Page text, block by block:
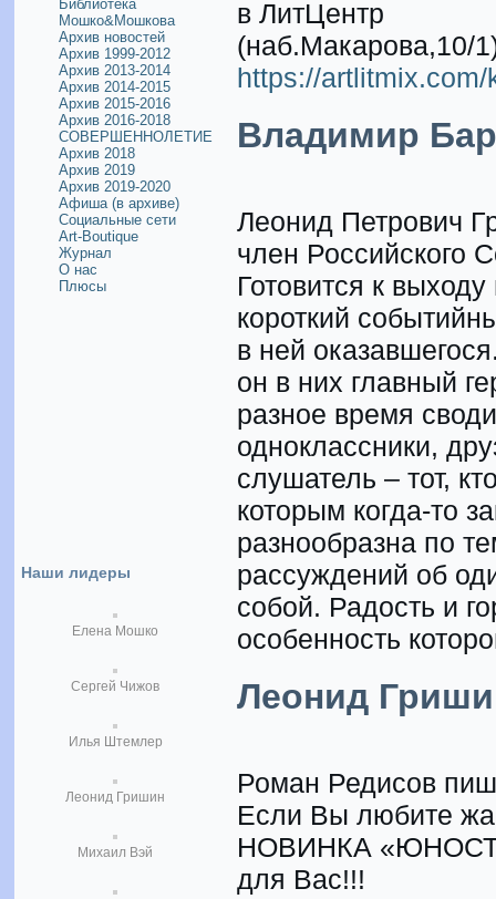
Библиотека
Мошко&Мошкова
Архив новостей
Архив 1999-2012
Архив 2013-2014
Архив 2014-2015
Архив 2015-2016
Архив 2016-2018
СОВЕРШЕННОЛЕТИЕ
Архив 2018
Архив 2019
Архив 2019-2020
Афиша (в архиве)
Социальные сети
Art-Boutique
Журнал
О нас
Плюсы
Наши лидеры
Елена Мошко
Сергей Чижов
Илья Штемлер
Леонид Гришин
Михаил Вэй
в ЛитЦентр
(наб.Макарова,10/
https://
Владимир
Леонид Петрович
член Российского
Готовится к
короткий
в ней
он в них главный
разное время
одноклассники,
слушатель – тот,
которым когда-то
разнообразна по
рассуждений об
собой. Радость и
особенность
Леонид
Роман Редисов
Если Вы любите
НОВИНКА
для Вас!!!